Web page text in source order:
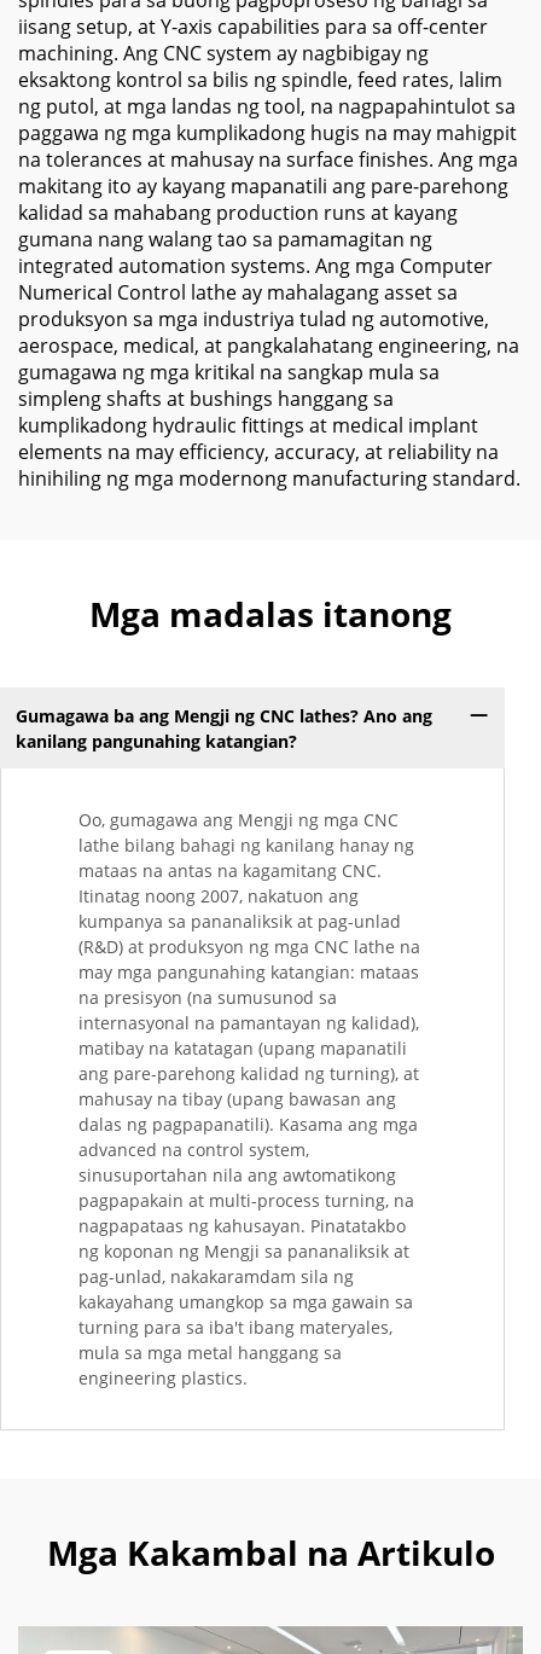
iisang setup, at Y-axis capabilities para sa off-center
machining. Ang CNC system ay nagbibigay ng
eksaktong kontrol sa bilis ng spindle, feed rates, lalim
ng putol, at mga landas ng tool, na nagpapahintulot sa
paggawa ng mga kumplikadong hugis na may mahigpit
na tolerances at mahusay na surface finishes. Ang mga
makitang ito ay kayang mapanatili ang pare-parehong
kalidad sa mahabang production runs at kayang
gumana nang walang tao sa pamamagitan ng
integrated automation systems. Ang mga Computer
Numerical Control lathe ay mahalagang asset sa
produksyon sa mga industriya tulad ng automotive,
aerospace, medical, at pangkalahatang engineering, na
gumagawa ng mga kritikal na sangkap mula sa
simpleng shafts at bushings hanggang sa
kumplikadong hydraulic fittings at medical implant
elements na may efficiency, accuracy, at reliability na
hinihiling ng mga modernong manufacturing standard.
Mga madalas itanong
Gumagawa ba ang Mengji ng CNC lathes? Ano ang
kanilang pangunahing katangian?
Oo, gumagawa ang Mengji ng mga CNC
lathe bilang bahagi ng kanilang hanay ng
mataas na antas na kagamitang CNC.
Itinatag noong 2007, nakatuon ang
kumpanya sa pananaliksik at pag-unlad
(R&D) at produksyon ng mga CNC lathe na
may mga pangunahing katangian: mataas
na presisyon (na sumusunod sa
internasyonal na pamantayan ng kalidad),
matibay na katatagan (upang mapanatili
ang pare-parehong kalidad ng turning), at
mahusay na tibay (upang bawasan ang
dalas ng pagpapanatili). Kasama ang mga
advanced na control system,
sinusuportahan nila ang awtomatikong
pagpapakain at multi-process turning, na
nagpapataas ng kahusayan. Pinatatakbo
ng koponan ng Mengji sa pananaliksik at
pag-unlad, nakakaramdam sila ng
kakayahang umangkop sa mga gawain sa
turning para sa iba't ibang materyales,
mula sa mga metal hanggang sa
engineering plastics.
Mga Kakambal na Artikulo